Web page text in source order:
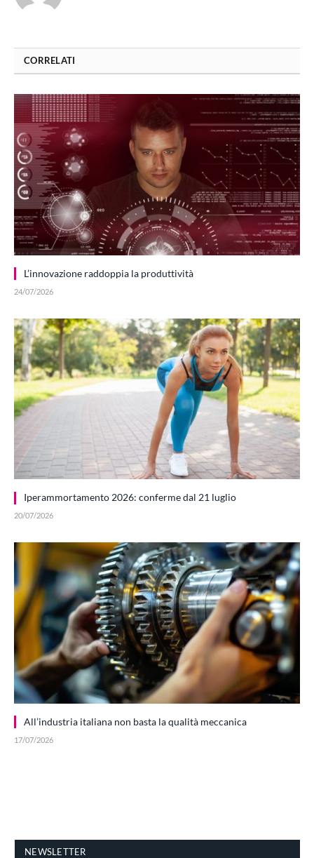
CORRELATI
L’innovazione raddoppia la produttività
24/07/2026
Iperammortamento 2026: conferme dal 21 luglio
20/07/2026
All’industria italiana non basta la qualità meccanica
17/07/2026
NEWSLETTER